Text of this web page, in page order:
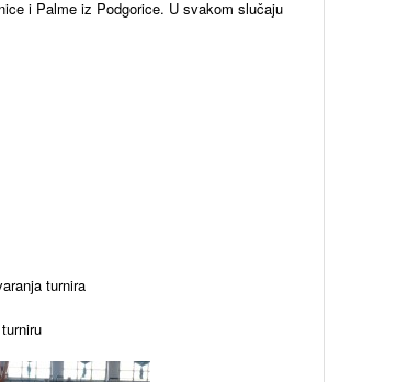
i Palme iz Podgorice. U svakom slučaju
turnira